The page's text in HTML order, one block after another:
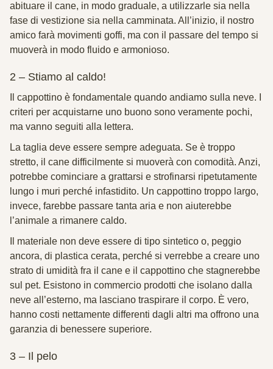
abituare il cane, in modo graduale, a utilizzarle sia nella
fase di vestizione sia nella camminata. All’inizio, il nostro
amico farà movimenti goffi, ma con il passare del tempo si
muoverà in modo fluido e armonioso.
2 – Stiamo al caldo!
l cappottino è fondamentale quando andiamo sulla neve. I
criteri per acquistarne uno buono sono veramente pochi,
ma vanno seguiti alla lettera.
La taglia deve essere sempre adeguata. Se è troppo
stretto, il cane difficilmente si muoverà con comodità. Anzi,
potrebbe cominciare a grattarsi e strofinarsi ripetutamente
lungo i muri perché infastidito. Un cappottino troppo largo,
invece, farebbe passare tanta aria e non aiuterebbe
l’animale a rimanere caldo.
Il materiale non deve essere di tipo sintetico o, peggio
ancora, di plastica cerata, perché si verrebbe a creare uno
strato di umidità fra il cane e il cappottino che stagnerebbe
sul pet. Esistono in commercio prodotti che isolano dalla
neve all’esterno, ma lasciano traspirare il corpo. È vero,
hanno costi nettamente differenti dagli altri ma offrono una
garanzia di benessere superiore.
3 – Il pelo